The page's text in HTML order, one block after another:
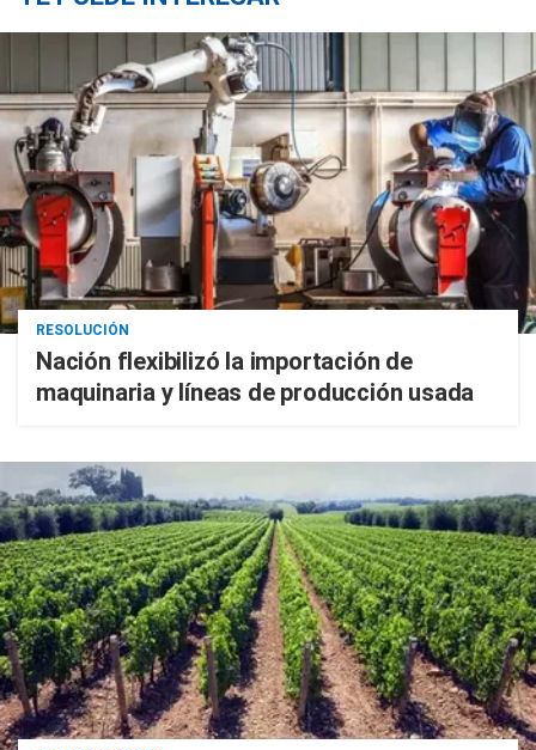
RESOLUCIÓN
Nación flexibilizó la importación de
maquinaria y líneas de producción usada